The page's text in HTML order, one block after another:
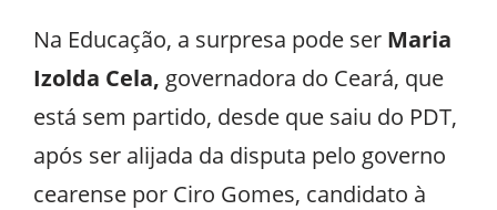
Na Educação, a surpresa pode ser Maria
Izolda Cela, governadora do Ceará, que
está sem partido, desde que saiu do PDT,
após ser alijada da disputa pelo governo
cearense por Ciro Gomes, candidato à